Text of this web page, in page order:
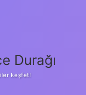
Durağı
keşfet!